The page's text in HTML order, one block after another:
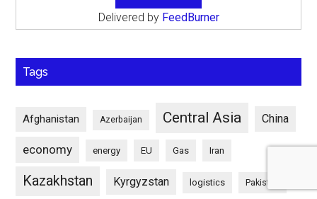
Delivered by FeedBurner
Tags
Afghanistan Azerbaijan Central Asia China
economy energy EU Gas Iran
Kazakhstan Kyrgyzstan logistics Pakistan